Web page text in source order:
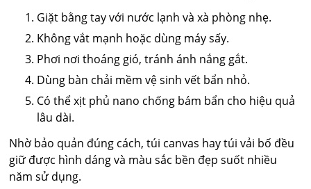
Giặt bằng tay với nước lạnh và xà phòng nhẹ.
Không vắt mạnh hoặc dùng máy sấy.
Phơi nơi thoáng gió, tránh ánh nắng gắt.
Dùng bàn chải mềm vệ sinh vết bẩn nhỏ.
Có thể xịt phủ nano chống bám bẩn cho hiệu quả
lâu dài.
Nhờ bảo quản đúng cách, túi canvas hay túi vải bố đều
giữ được hình dáng và màu sắc bền đẹp suốt nhiều
năm sử dụng.